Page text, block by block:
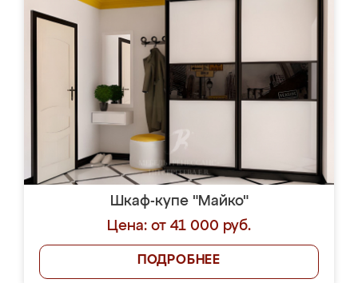
Шкаф-купе "Майко"
Цена: от 41 000 руб.
ПОДРОБНЕЕ